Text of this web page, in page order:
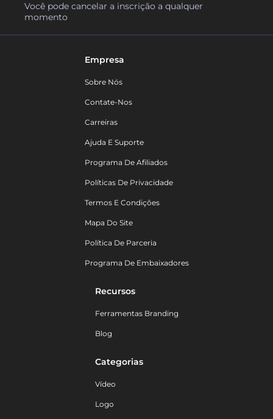
Você pode cancelar a inscrição a qualquer
momento
Empresa
Sobre Nós
Contate-Nos
Carreiras
Ajuda E Suporte
Programa De Afiliados
Políticas De Privacidade
Termos E Condições
Mapa Do Site
Política De Parceria
Programa De Embaixadores
Recursos
Ferramentas Branding
Blog
Categorias
Vídeo
Logo